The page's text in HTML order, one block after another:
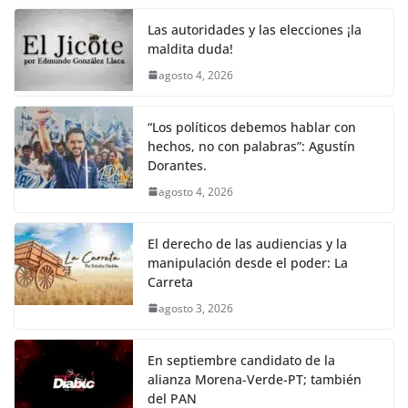
o
k
p k
Las autoridades y las elecciones ¡la
maldita duda!
agosto 4, 2026
“Los políticos debemos hablar con
hechos, no con palabras”: Agustín
Dorantes.
agosto 4, 2026
El derecho de las audiencias y la
manipulación desde el poder: La
Carreta
agosto 3, 2026
En septiembre candidato de la
alianza Morena-Verde-PT; también
del PAN